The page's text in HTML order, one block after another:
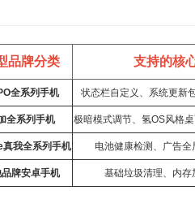
品牌分类 支持的核
全系列手机 状态栏自定义、系统更新
全系列手机 极暗模式调节、氢OS风格
我全系列手机 电池健康检测、广告
牌安卓手机 基础垃圾清理、内